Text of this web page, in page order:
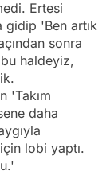
Ertesi
gidip 'Ben artık
sonra
haldeyiz,
'Takım
daha
lobi yaptı.